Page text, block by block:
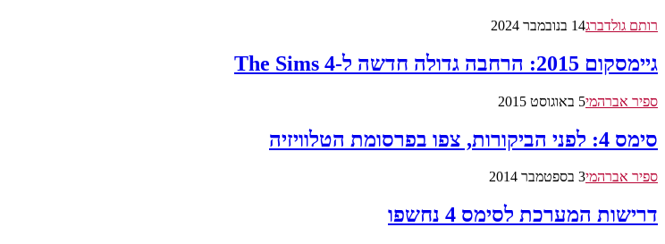
רותם גולדברג14 בנובמבר 2024
גיימסקום 2015: הרחבה גדולה חדשה ל-The Sims 4
ספיר אברהמי5 באוגוסט 2015
סימס 4: לפני הביקורות, צפו בפרסומת הטלוויזיה
ספיר אברהמי3 בספטמבר 2014
דרישות המערכת לסימס 4 נחשפו